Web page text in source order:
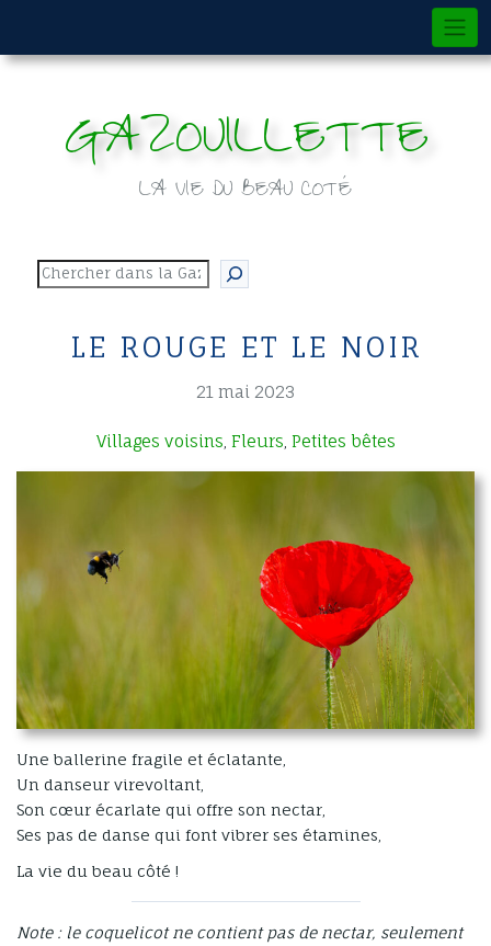
content
GAZOUILLETTE
LA VIE DU BEAU COTÉ
Rechercher
LE ROUGE ET LE NOIR
21 mai 2023
Villages voisins Fleurs Petites bêtes
Une ballerine fragile et éclatante,
Un danseur virevoltant,
Son cœur écarlate qui offre son nectar,
Ses pas de danse qui font vibrer ses étamines,
La vie du beau côté !
Note : le coquelicot ne contient pas de nectar, seulement